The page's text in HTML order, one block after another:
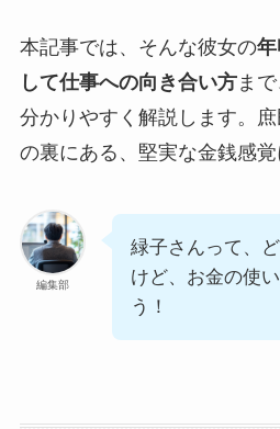
本記事では、そんな彼女の
して仕事への向き合い方ま
分かりやすく解説します。
の裏にある、堅実な金銭感覚
編集部
緑子さんって、
けど、お金の使
う！